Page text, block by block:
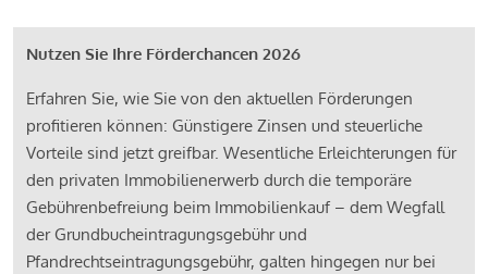
Nutzen Sie Ihre Förderchancen 2026
Erfahren Sie, wie Sie von den aktuellen Förderungen
profitieren können: Günstigere Zinsen und steuerliche
Vorteile sind jetzt greifbar. Wesentliche Erleichterungen für
den privaten Immobilienerwerb durch die temporäre
Gebührenbefreiung beim Immobilienkauf – dem Wegfall
der Grundbucheintragungsgebühr und
Pfandrechtseintragungsgebühr, galten hingegen nur bei